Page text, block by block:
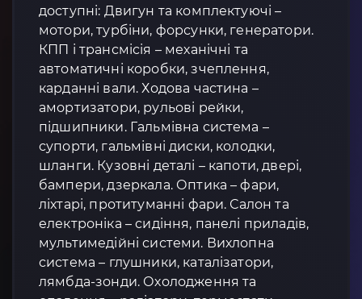
доступні: Двигун та комплектуючі –
мотори, турбіни, форсунки, генератори.
КПП і трансмісія – механічні та
автоматичні коробки, зчеплення,
карданні вали. Ходова частина –
амортизатори, рульові рейки,
підшипники. Гальмівна система –
супорти, гальмівні диски, колодки,
шланги. Кузовні деталі – капоти, двері,
бампери, дзеркала. Оптика – фари,
ліхтарі, протитуманні фари. Салон та
електроніка – сидіння, панелі приладів,
мультимедійні системи. Вихлопна
система – глушники, каталізатори,
лямбда-зонди. Охолодження та